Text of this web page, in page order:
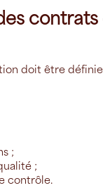
doit être
;
;
contrôle.